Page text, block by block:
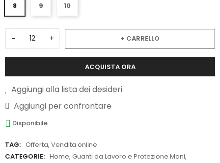
8 9 10
− + + CARRELLO
ACQUISTA ORA
Aggiungi alla lista dei desideri
Aggiungi per confrontare
Disponibile
TAG: Offerta, Vendita online
CATEGORIE: Home, Guanti da Lavoro e Protezione Mani,